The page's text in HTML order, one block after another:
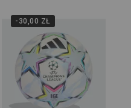
-30,00 ZŁ